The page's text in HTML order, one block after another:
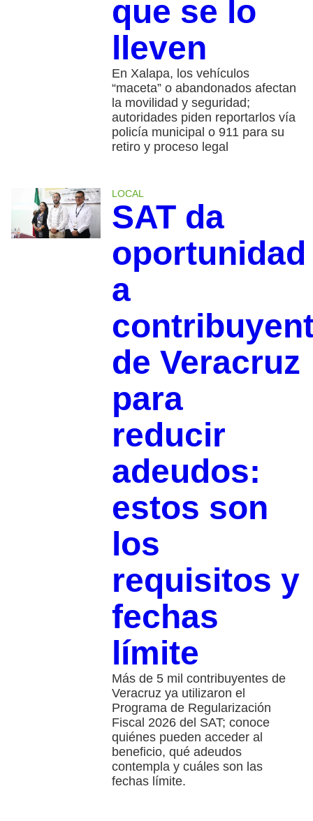
que se lo
lleven
En Xalapa, los vehículos
“maceta” o abandonados afectan
la movilidad y seguridad;
autoridades piden reportarlos vía
policía municipal o 911 para su
retiro y proceso legal
LOCAL
SAT da
oportunidad
a
de Veracruz
para
reducir
adeudos:
estos son
los
requisitos y
fechas
límite
Más de 5 mil contribuyentes de
Veracruz ya utilizaron el
Programa de Regularización
Fiscal 2026 del SAT; conoce
quiénes pueden acceder al
beneficio, qué adeudos
contempla y cuáles son las
fechas límite.